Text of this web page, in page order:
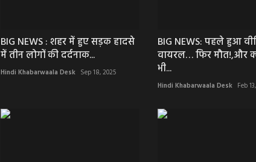
BIG NEWS : शहर में हुए सड़क हादसे
में तीन लोगों की दर्दनाक...
Hindi Khabarwaala Desk Sep 18, 2025
BIG NEWS: पहले हुआ
वायरल… फिर मौत!,और
भी...
Hindi Khabarwaala Desk Feb